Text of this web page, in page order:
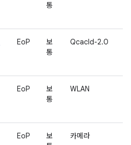
통
EoP
보
통
Qcacld-2.0
EoP
보
통
WLAN
EoP
보
카메라